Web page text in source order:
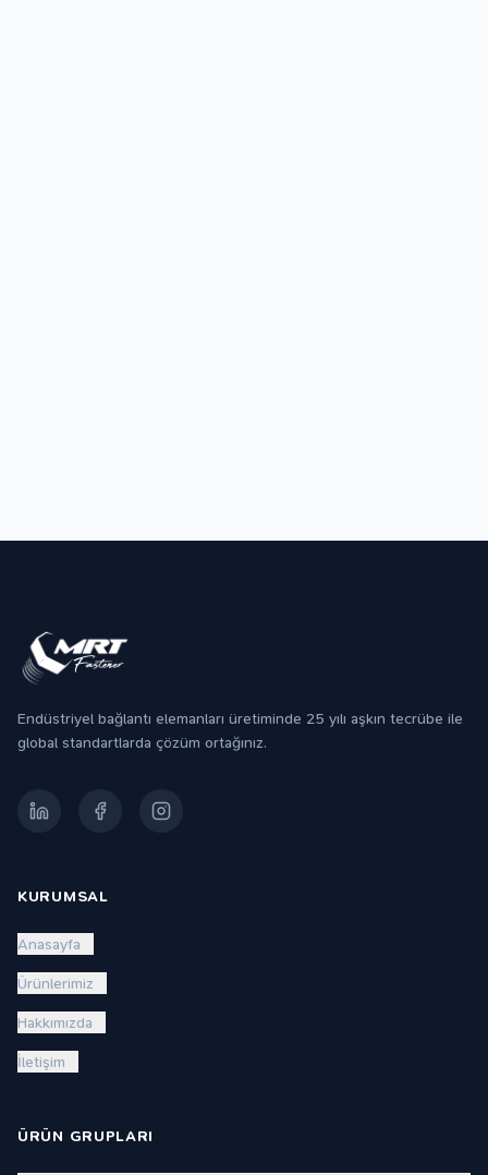
Endüstriyel bağlantı elemanları üretiminde 25 yılı aşkın tecrübe ile
global standartlarda çözüm ortağınız.
KURUMSAL
Anasayfa
Ürünlerimiz
Hakkımızda
İletişim
ÜRÜN GRUPLARI